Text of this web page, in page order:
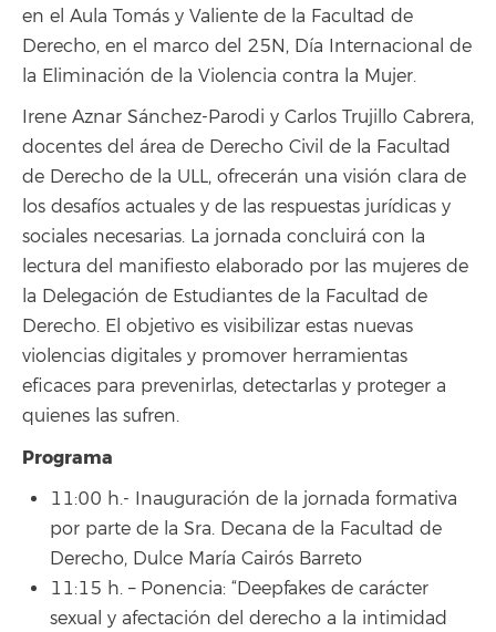
en el Aula Tomás y Valiente de la Facultad de
Derecho, en el marco del 25N, Día Internacional de
la Eliminación de la Violencia contra la Mujer.
Irene Aznar Sánchez-Parodi y Carlos Trujillo Cabrera,
docentes del área de Derecho Civil de la Facultad
de Derecho de la ULL, ofrecerán una visión clara de
los desafíos actuales y de las respuestas jurídicas y
sociales necesarias. La jornada concluirá con la
lectura del manifiesto elaborado por las mujeres de
la Delegación de Estudiantes de la Facultad de
Derecho. El objetivo es visibilizar estas nuevas
violencias digitales y promover herramientas
eficaces para prevenirlas, detectarlas y proteger a
quienes las sufren.
Programa
11:00 h.- Inauguración de la jornada formativa
por parte de la Sra. Decana de la Facultad de
Derecho, Dulce María Cairós Barreto
11:15 h. – Ponencia: “Deepfakes de carácter
sexual y afectación del derecho a la intimidad